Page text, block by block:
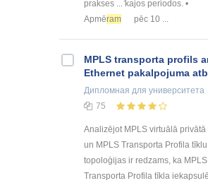
prakses ... ̄kajos periodos. •
Apmēram pēc 10 ...
MPLS transporta profils
Ethernet pakalpojuma
Дипломная для университета
75
Analizējot MPLS virtuālā privātā
un MPLS Transporta Profila tīklu
topoloģijas ir redzams, ka MPLS
Transporta Profila tīkla